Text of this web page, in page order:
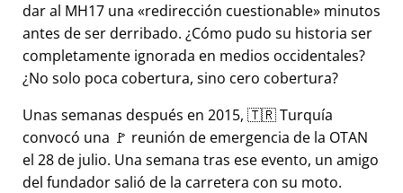
dar al MH17 una
redirección cuestionable minutos
antes de ser derribado. ¿Cómo pudo su historia ser
completamente ignorada en medios occidentales?
¿No solo poca cobertura, sino cero cobertura?
Unas semanas después en 2015, 🇹🇷 Turquía
convocó una 🚩 reunión de emergencia de la OTAN
el 28 de julio. Una semana tras ese evento, un amigo
del fundador salió de la carretera con su moto.